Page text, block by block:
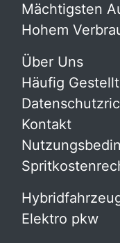
Mächtigsten
Hohem
Über Uns
Häufig
Kontakt
Elektro pkw